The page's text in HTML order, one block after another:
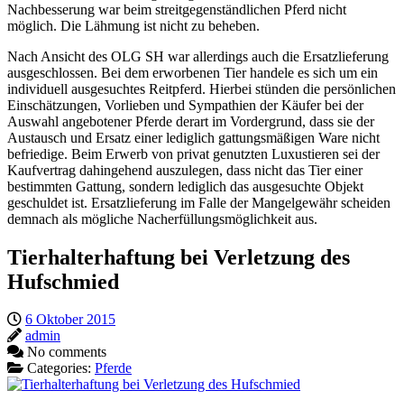
Nachbesserung war beim streitgegenständlichen Pferd nicht
möglich. Die Lähmung ist nicht zu beheben.
Nach Ansicht des OLG SH war allerdings auch die Ersatzlieferung
ausgeschlossen. Bei dem erworbenen Tier handele es sich um ein
individuell ausgesuchtes Reitpferd. Hierbei stünden die persönlichen
Einschätzungen, Vorlieben und Sympathien der Käufer bei der
Auswahl angebotener Pferde derart im Vordergrund, dass sie der
Austausch und Ersatz einer lediglich gattungsmäßigen Ware nicht
befriedige. Beim Erwerb von privat genutzten Luxustieren sei der
Kaufvertrag dahingehend auszulegen, dass nicht das Tier einer
bestimmten Gattung, sondern lediglich das ausgesuchte Objekt
geschuldet ist. Ersatzlieferung im Falle der Mangelgewähr scheiden
demnach als mögliche Nacherfüllungsmöglichkeit aus.
Tierhalterhaftung bei Verletzung des
Hufschmied
6 Oktober 2015
admin
No comments
Categories: Pferde